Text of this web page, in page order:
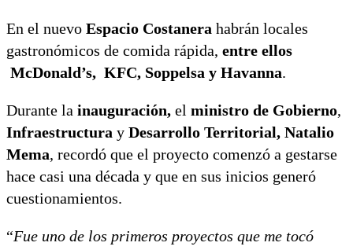
En el nuevo Espacio Costanera habrán locales
gastronómicos de comida rápida, entre ellos
McDonald’s, KFC, Soppelsa y Havanna.
Durante la inauguración, el ministro de Gobierno,
Infraestructura y Desarrollo Territorial, Natalio
Mema, recordó que el proyecto comenzó a gestarse
hace casi una década y que en sus inicios generó
cuestionamientos.
“Fue uno de los primeros proyectos que me tocó